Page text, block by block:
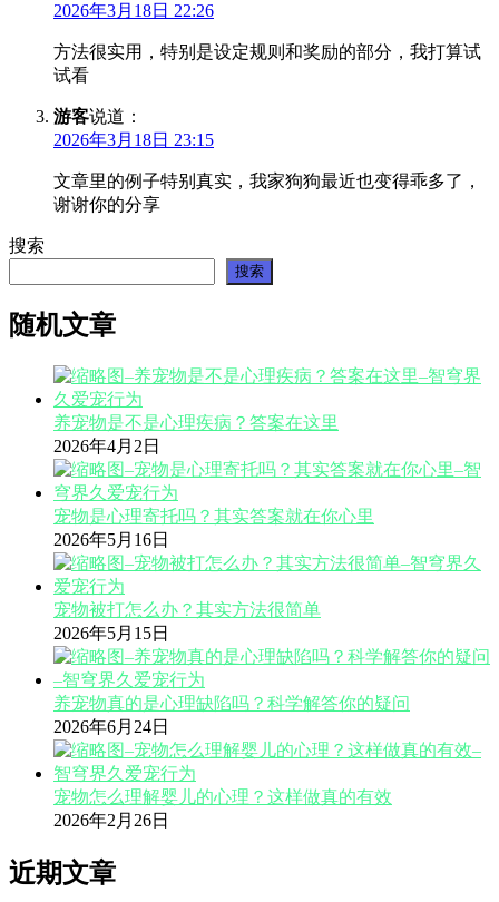
2026年3月18日 22:26
方法很实用，特别是设定规则和奖励的部分，我打算试
试看
游客说道：
2026年3月18日 23:15
文章里的例子特别真实，我家狗狗最近也变得乖多了，
谢谢你的分享
搜索
搜索
随机文章
养宠物是不是心理疾病？答案在这里
2026年4月2日
宠物是心理寄托吗？其实答案就在你心里
2026年5月16日
宠物被打怎么办？其实方法很简单
2026年5月15日
养宠物真的是心理缺陷吗？科学解答你的疑问
2026年6月24日
宠物怎么理解婴儿的心理？这样做真的有效
2026年2月26日
近期文章